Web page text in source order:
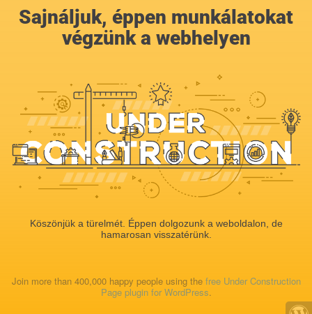
Sajnáljuk, éppen munkálatokat
végzünk a webhelyen
Köszönjük a türelmét. Éppen dolgozunk a weboldalon, de
hamarosan visszatérünk.
Join more than 400,000 happy people using the free Under Construction
Page plugin for WordPress.